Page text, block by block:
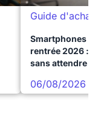
Guide d'achat
Smartphones
rentrée 2026 :
sans attendre
06/08/2026